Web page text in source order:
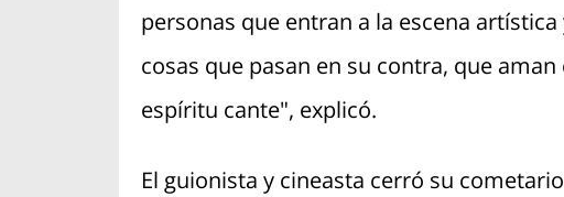
personas que entran a la escena
cosas que pasan en su contra, que
espíritu cante", explicó.
El guionista y cineasta cerró su